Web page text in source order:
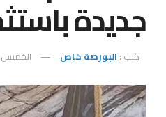
جديدة باستثمارات 4
كتب : البورصة خاص الخميس 12 ديسمبر 2024